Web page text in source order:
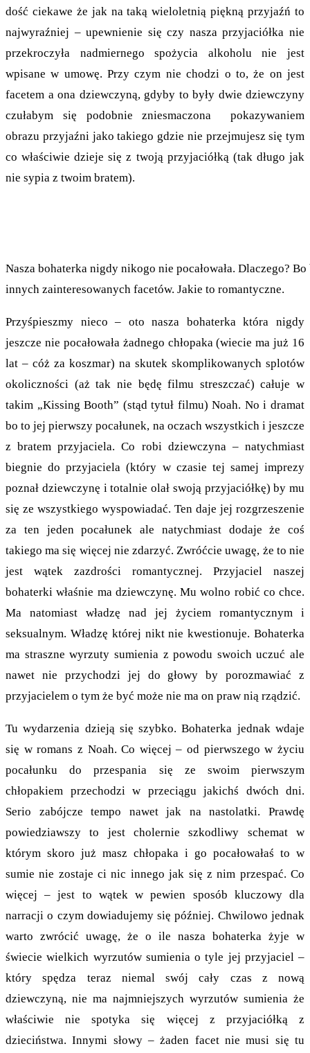
dość ciekawe że jak na taką wieloletnią piękną przyjaźń to
najwyraźniej – upewnienie się czy nasza przyjaciółka nie
przekroczyła nadmiernego spożycia alkoholu nie jest
wpisane w umowę. Przy czym nie chodzi o to, że on jest
facetem a ona dziewczyną, gdyby to były dwie dziewczyny
czułabym się podobnie zniesmaczona pokazywaniem
obrazu przyjaźni jako takiego gdzie nie przejmujesz się tym
co właściwie dzieje się z twoją przyjaciółką (tak długo jak
nie sypia z twoim bratem).
Nasza bohaterka nigdy nikogo nie pocałowała. Dlaczego?
innych zainteresowanych facetów. Jakie to romantyczne.
Przyśpieszmy nieco – oto nasza bohaterka która nigdy
jeszcze nie pocałowała żadnego chłopaka (wiecie ma już 16
lat – cóż za koszmar) na skutek skomplikowanych splotów
okoliczności (aż tak nie będę filmu streszczać) całuje w
takim „Kissing Booth” (stąd tytuł filmu) Noah. No i dramat
bo to jej pierwszy pocałunek, na oczach wszystkich i jeszcze
z bratem przyjaciela. Co robi dziewczyna – natychmiast
biegnie do przyjaciela (który w czasie tej samej imprezy
poznał dziewczynę i totalnie olał swoją przyjaciółkę) by mu
się ze wszystkiego wyspowiadać. Ten daje jej rozgrzeszenie
za ten jeden pocałunek ale natychmiast dodaje że coś
takiego ma się więcej nie zdarzyć. Zwróćcie uwagę, że to nie
jest wątek zazdrości romantycznej. Przyjaciel naszej
bohaterki właśnie ma dziewczynę. Mu wolno robić co chce.
Ma natomiast władzę nad jej życiem romantycznym i
seksualnym. Władzę której nikt nie kwestionuje. Bohaterka
ma straszne wyrzuty sumienia z powodu swoich uczuć ale
nawet nie przychodzi jej do głowy by porozmawiać z
przyjacielem o tym że być może nie ma on praw nią rządzić.
Tu wydarzenia dzieją się szybko. Bohaterka jednak wdaje
się w romans z Noah. Co więcej – od pierwszego w życiu
pocałunku do przespania się ze swoim pierwszym
chłopakiem przechodzi w przeciągu jakichś dwóch dni.
Serio zabójcze tempo nawet jak na nastolatki. Prawdę
powiedziawszy to jest cholernie szkodliwy schemat w
którym skoro już masz chłopaka i go pocałowałaś to w
sumie nie zostaje ci nic innego jak się z nim przespać. Co
więcej – jest to wątek w pewien sposób kluczowy dla
narracji o czym dowiadujemy się później. Chwilowo jednak
warto zwrócić uwagę, że o ile nasza bohaterka żyje w
świecie wielkich wyrzutów sumienia o tyle jej przyjaciel –
który spędza teraz niemal swój cały czas z nową
dziewczyną, nie ma najmniejszych wyrzutów sumienia że
właściwie nie spotyka się więcej z przyjaciółką z
dzieciństwa. Innymi słowy – żaden facet nie musi się tu